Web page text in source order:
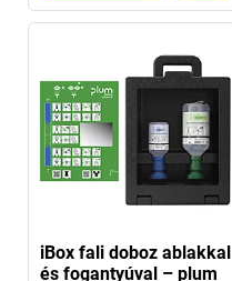
iBox fali doboz ablakkal
és fogantyúval – plum